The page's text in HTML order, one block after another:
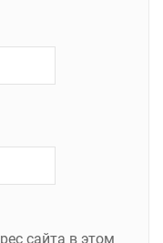
сайта в этом